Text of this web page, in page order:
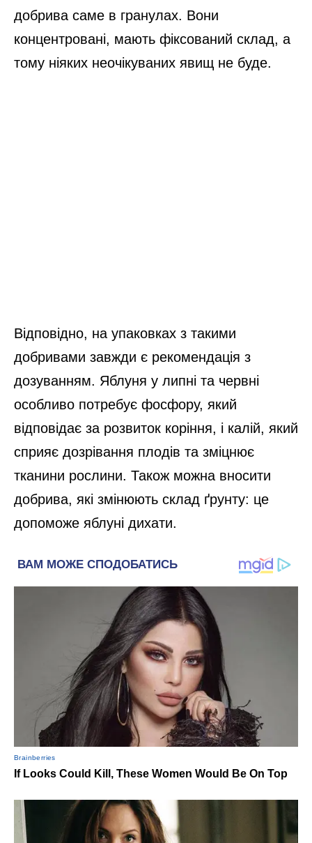
добрива саме в гранулах. Вони
концентровані, мають фіксований склад, а
тому ніяких неочікуваних явищ не буде.
Відповідно, на упаковках з такими
добривами завжди є рекомендація з
дозуванням. Яблуня у липні та червні
особливо потребує фосфору, який
відповідає за розвиток коріння, і калій, який
сприяє дозрівання плодів та зміцнює
тканини рослини. Також можна вносити
добрива, які змінюють склад ґрунту: це
допоможе яблуні дихати.